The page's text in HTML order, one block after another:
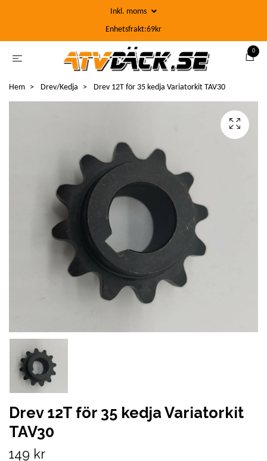
Inkl. moms
Enhetsfrakt:69kr
0
Hem Drev/Kedja Drev 12T för 35 kedja Variatorkit TAV30
Drev 12T för 35 kedja Variatorkit
TAV30
149 kr